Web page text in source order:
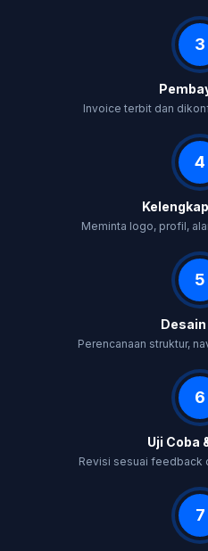
3
Invoice terbit dan
4
Meminta logo, profil,
5
Perencanaan struktur,
6
Uji Coba
Revisi sesuai feedback
7